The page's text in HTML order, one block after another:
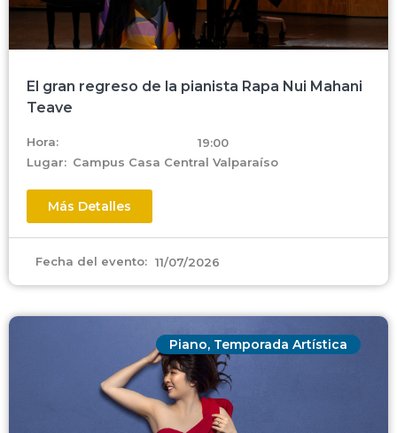
El gran regreso de la pianista Rapa Nui Mahani
Teave
Hora:
19:00
Lugar: Campus Casa Central Valparaíso
Más Detalles
Fecha del evento: 11/07/2026
Piano, Temporada Artística